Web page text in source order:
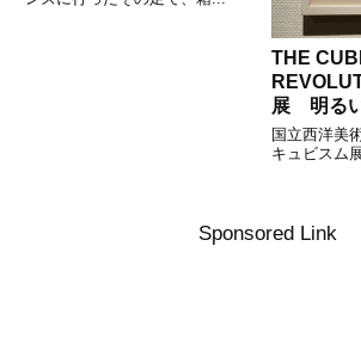
THE
REVOLUTION キ
展 明る
スム
国立西洋美
キュビスム
Sponsored Link